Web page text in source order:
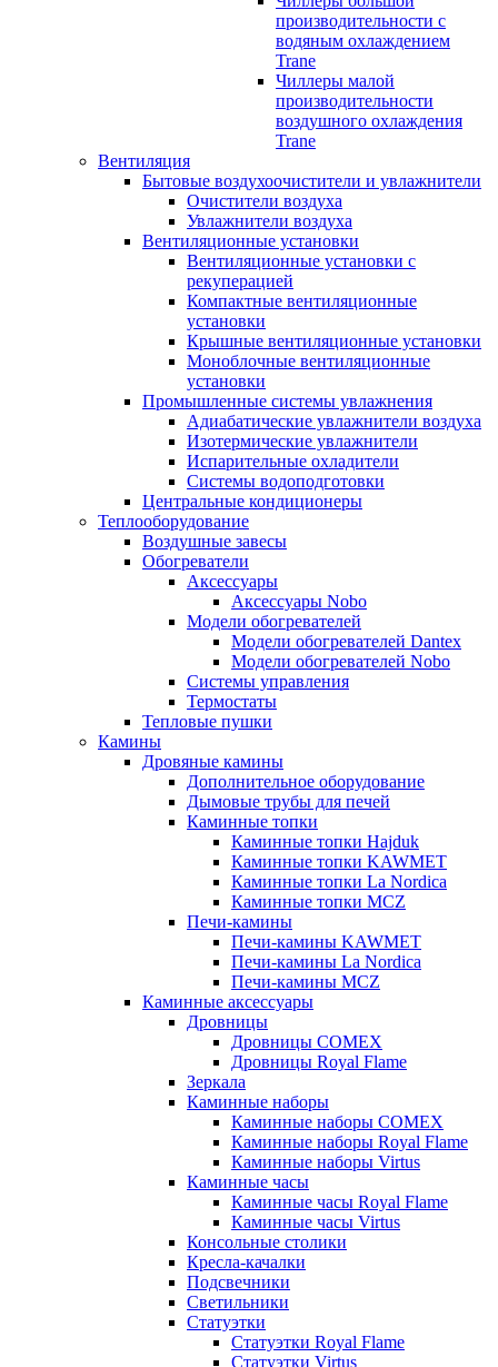
производительности с
водяным охлаждением
Trane
Чиллеры малой
производительности
воздушного охлаждения
Trane
Вентиляция
Бытовые воздухоочистители и увлажнители
Очистители воздуха
Увлажнители воздуха
Вентиляционные установки
Вентиляционные установки с
рекуперацией
Компактные вентиляционные
установки
Крышные вентиляционные установки
Моноблочные вентиляционные
установки
Промышленные системы увлажнения
Адиабатические увлажнители воздуха
Изотермические увлажнители
Испарительные охладители
Системы водоподготовки
Центральные кондиционеры
Теплооборудование
Воздушные завесы
Обогреватели
Аксессуары
Аксессуары Nobo
Модели обогревателей
Модели обогревателей Dantex
Модели обогревателей Nobo
Системы управления
Термостаты
Тепловые пушки
Камины
Дровяные камины
Дополнительное оборудование
Дымовые трубы для печей
Каминные топки
Каминные топки Hajduk
Каминные топки KAWMET
Каминные топки La Nordica
Каминные топки MCZ
Печи-камины
Печи-камины KAWMET
Печи-камины La Nordica
Печи-камины MCZ
Каминные аксессуары
Дровницы
Дровницы COMEX
Дровницы Royal Flame
Зеркала
Каминные наборы
Каминные наборы COMEX
Каминные наборы Royal Flame
Каминные наборы Virtus
Каминные часы
Каминные часы Royal Flame
Каминные часы Virtus
Консольные столики
Кресла-качалки
Подсвечники
Светильники
Статуэтки
Статуэтки Royal Flame
Статуэтки Virtus